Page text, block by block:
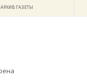
АРХИВ ГАЗЕТЫ